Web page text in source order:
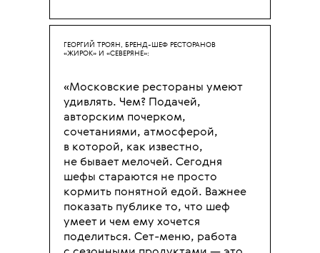
ГЕОРГИЙ ТРОЯН, БРЕНД-ШЕФ РЕСТОРАНОВ
«ЖИРОК» И «СЕВЕРЯНЕ»:
«Московские рестораны умеют
удивлять. Чем? Подачей,
авторским почерком,
сочетаниями, атмосферой,
в которой, как известно,
не бывает мелочей. Сегодня
шефы стараются не просто
кормить понятной едой. Важнее
показать публике то, что шеф
умеет и чем ему хочется
поделиться. Сет-меню, работа